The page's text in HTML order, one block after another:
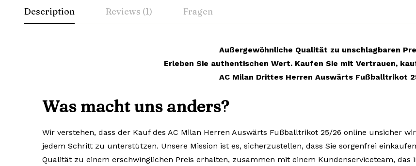
Description Reviews (1) Fragen
Außergewöhnliche Qualität zu unschlagbaren
Erleben Sie authentischen Wert. Kaufen Sie mit Vertrauen,
AC Milan Drittes Herren Auswärts Fußballtrikot
Was macht uns anders?
Wir verstehen, dass der Kauf des AC Milan Herren Auswärts Fußballtrikot 25/26 online unsicher
jedem Schritt zu unterstützen. Unsere Mission ist es, sicherzustellen, dass Sie sorgenfrei
Qualität zu einem erschwinglichen Preis erhalten, zusammen mit einem Kundenserviceteam,